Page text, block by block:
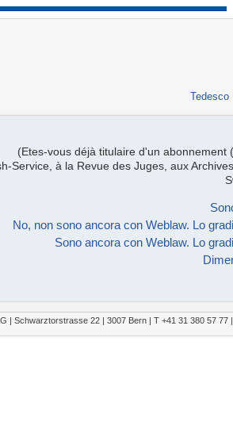
Tedesco
(Etes-vous déjà titulaire d'un abonnement
Service, à la Revue des Juges, aux
No, non sono ancora con Weblaw. Lo
Sono ancora con Weblaw. Lo
| Schwarztorstrasse 22 | 3007 Bern | T +41 31 380 57 77